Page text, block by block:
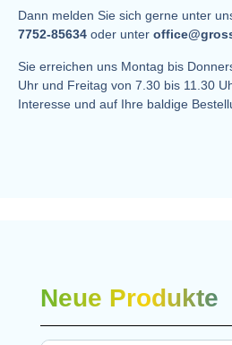
Dann melden Sie sich gerne unter
7752-85634 oder unter
Sie erreichen uns Montag bis
Uhr und Freitag von 7.30 bis 11.30
Interesse und auf Ihre baldige
Neue Produkte